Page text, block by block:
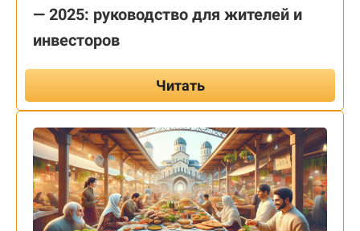
— 2025: руководство для жителей и
инвесторов
Читать